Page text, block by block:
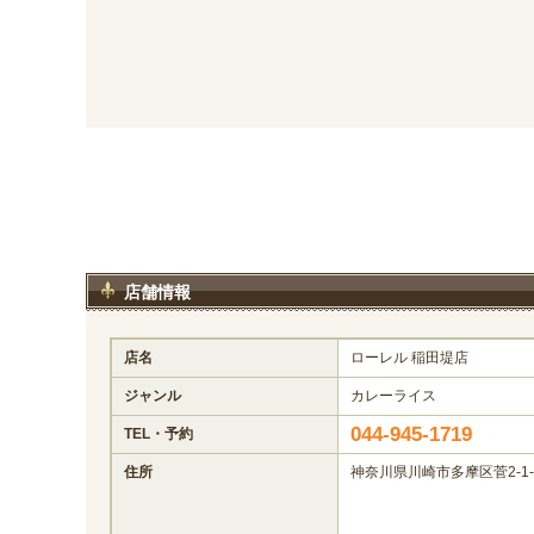
店舗情報
店名 ローレル 稲田堤店
ジャンル カレーライス
TEL・予約 044-945-1719
住所 神奈川県川崎市多摩区菅2-